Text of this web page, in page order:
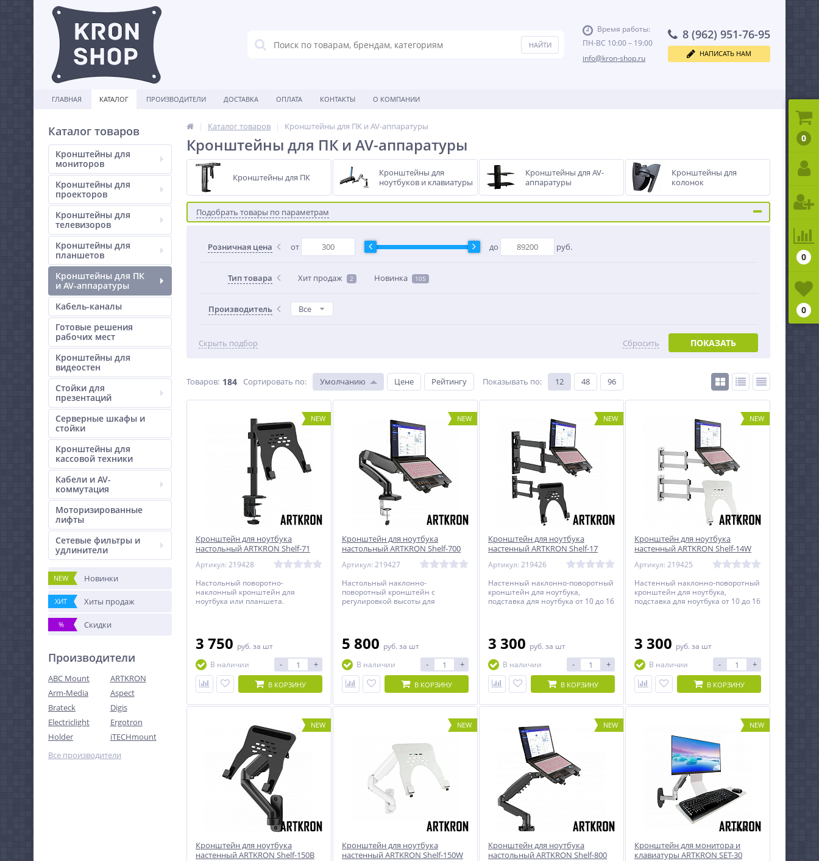
Время работы:
ПН-ВС 10:00 – 19:00
info@kron-shop.ru
8 (962) 951-76-95
НАПИСАТЬ НАМ
ГЛАВНАЯ КАТАЛОГ ПРОИЗВОДИТЕЛИ ДОСТАВКА ОПЛАТА КОНТАКТЫ О КОМПАНИИ
Каталог товаров
Кронштейны для
мониторов
Кронштейны для
проекторов
Кронштейны для
телевизоров
Кронштейны для
планшетов
Кронштейны для ПК
и AV-аппаратуры
Кабель-каналы
Готовые решения
рабочих мест
Кронштейны для
видеостен
Стойки для
презентаций
Серверные шкафы и
стойки
Кронштейны для
кассовой техники
Кабели и AV-
коммутация
Моторизированные
лифты
Сетевые фильтры и
удлинители
NEW Новинки
ХИТ Хиты продаж
% Скидки
Производители
ABC Mount
ARTKRON
Arm-Media
Aspect
Brateck
Digis
Electriclight
Ergotron
Holder
iTECHmount
Все производители
Каталог товаров Кронштейны для ПК и AV-аппаратуры
Кронштейны для ПК и AV-аппаратуры
Кронштейны для ПК
Кронштейны для
ноутбуков и клавиатуры
Кронштейны для AV-
аппаратуры
Кронштейны для
колонок
Подобрать товары по параметрам
Розничная цена от до руб.
Тип товара Хит продаж 2 Новинка 105
Производитель Все
Скрыть подбор ПОКАЗАТЬ
Сбросить
Товаров: 184 Сортировать по: Умолчанию Цене Рейтингу Показывать по: 12 48 96
NEW
Кронштейн для ноутбука
настольный ARTKRON Shelf-71
Артикул: 219428
Настольный поворотно-
наклонный кронштейн для
ноутбука или планшета.
3 750 руб. за шт
В наличии
- +
В КОРЗИНУ
NEW
Кронштейн для ноутбука
настольный ARTKRON Shelf-700
Артикул: 219427
Настольный наклонно-
поворотный кронштейн с
регулировкой высоты для
5 800 руб. за шт
В наличии
- +
В КОРЗИНУ
NEW
Кронштейн для ноутбука
настенный ARTKRON Shelf-17
Артикул: 219426
Настенный наклонно-поворотный
кронштейн для ноутбука,
подставка для ноутбука от 10 до 16
3 300 руб. за шт
В наличии
- +
В КОРЗИНУ
NEW
Кронштейн для ноутбука
настенный ARTKRON Shelf-14W
Артикул: 219425
Настенный наклонно-поворотный
кронштейн для ноутбука,
подставка для ноутбука от 10 до 16
3 300 руб. за шт
В наличии
- +
В КОРЗИНУ
NEW
Кронштейн для ноутбука
настенный ARTKRON Shelf-150B
NEW
Кронштейн для ноутбука
настенный ARTKRON Shelf-150W
NEW
Кронштейн для ноутбука
настольный ARTKRON Shelf-800
NEW
Кронштейн для монитора и
клавиатуры ARTKRON SET-30
0
0
0